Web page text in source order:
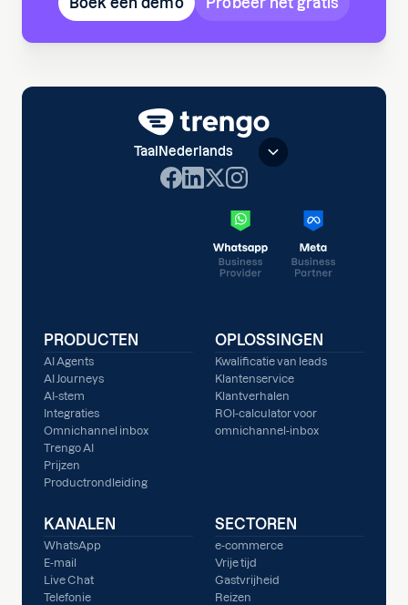
Taal Nederlands
PRODUCTEN
AI Agents
AI Journeys
AI-stem
Integraties
Omnichannel inbox
Trengo AI
Prijzen
Productrondleiding
OPLOSSINGEN
Kwalificatie van leads
Klantenservice
Klantverhalen
ROI-calculator voor
omnichannel-inbox
KANALEN
WhatsApp
E-mail
Live Chat
Telefonie
SECTOREN
e-commerce
Vrije tijd
Gastvrijheid
Reizen